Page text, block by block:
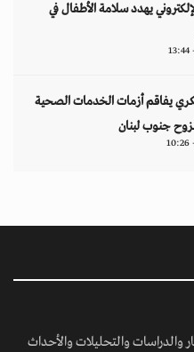
يهدد سلامة الأطفال في
يفاقم أزمات الخدمات الصحية
جنوب لبنان
والتحليلات والأحداث